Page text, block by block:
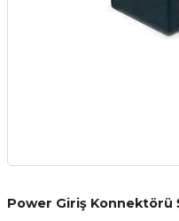
Power Giriş Konnektörü